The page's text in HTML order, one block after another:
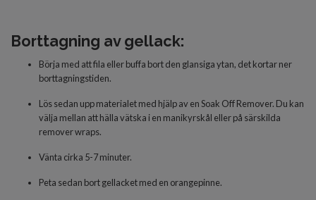
Borttagning av gellack:
Börja med att fila eller buffa bort den glansiga ytan, det kortar ner
borttagningstiden.
Lös sedan upp materialet med hjälp av en Soak Off Remover. Du kan
välja mellan att hälla vätska i en manikyrskål eller på särskilda
remover wraps.
Vänta cirka 5-7 minuter.
Peta sedan bort gellacket med en orangepinne.